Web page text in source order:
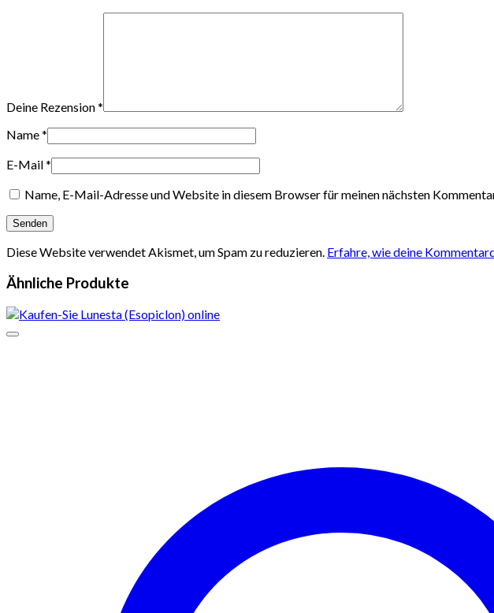
Deine Rezension*
Name*
E-Mail*
Name, E-Mail-Adresse und Website in diesem Browser für meinen nächsten
Diese Website verwendet Akismet, um Spam zu reduzieren. Erfahre, wie deine
Ähnliche Produkte